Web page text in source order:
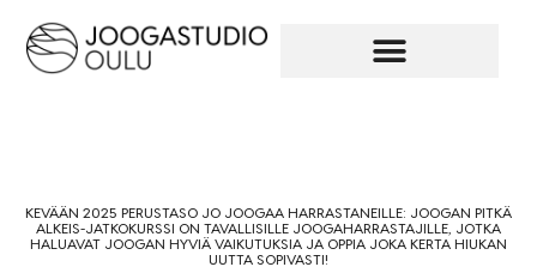
KEVÄÄN 2025 PERUSTASO JO JOOGAA HARRASTANEILLE: JOOGAN PITKÄ
ALKEIS-JATKOKURSSI ON TAVALLISILLE JOOGAHARRASTAJILLE, JOTKA
HALUAVAT JOOGAN HYVIÄ VAIKUTUKSIA JA OPPIA JOKA KERTA HIUKAN
UUTTA SOPIVASTI!